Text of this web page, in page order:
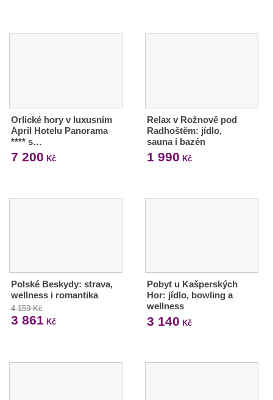
Orlické hory v luxusním
April Hotelu Panorama
**** s…
7 200 Kč
Relax v Rožnově pod
Radhoštěm: jídlo,
sauna i bazén
1 990 Kč
Polské Beskydy: strava,
wellness i romantika
4 159 Kč
3 861 Kč
Pobyt u Kašperských
Hor: jídlo, bowling a
wellness
3 140 Kč